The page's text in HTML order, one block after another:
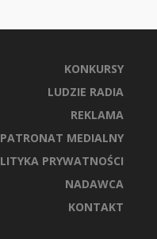
KONKURSY
LUDZIE RADIA
REKLAMA
PATRONAT MEDIALNY
PRYWATNOŚCI
NADAWCA
KONTAKT